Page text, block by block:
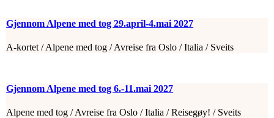
Gjennom Alpene med tog 29.april-4.mai 2027
A-kortet / Alpene med tog / Avreise fra Oslo / Italia / Sveits
Gjennom Alpene med tog 6.-11.mai 2027
Alpene med tog / Avreise fra Oslo / Italia / Reisegøy! / Sveits